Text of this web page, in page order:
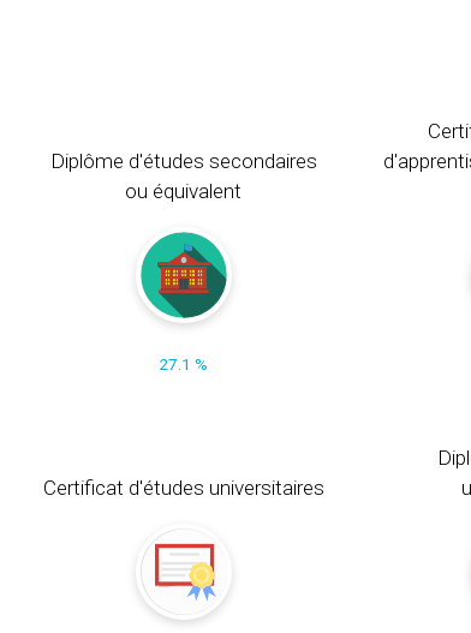
Diplôme d'études secondaires
ou équivalent
27.1 %
Certificat d'études universitaires